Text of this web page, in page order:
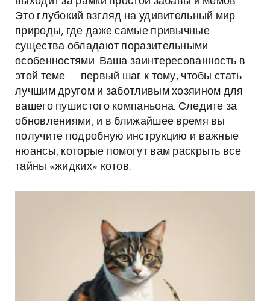
Это глубокий взгляд на удивительный мир
природы, где даже самые привычные
существа обладают поразительными
особенностями. Ваша заинтересованность в
этой теме — первый шаг к тому, чтобы стать
лучшим другом и заботливым хозяином для
вашего пушистого компаньона. Следите за
обновлениями, и в ближайшее время вы
получите подробную инструкцию и важные
нюансы, которые помогут вам раскрыть все
тайны «жидких» котов.